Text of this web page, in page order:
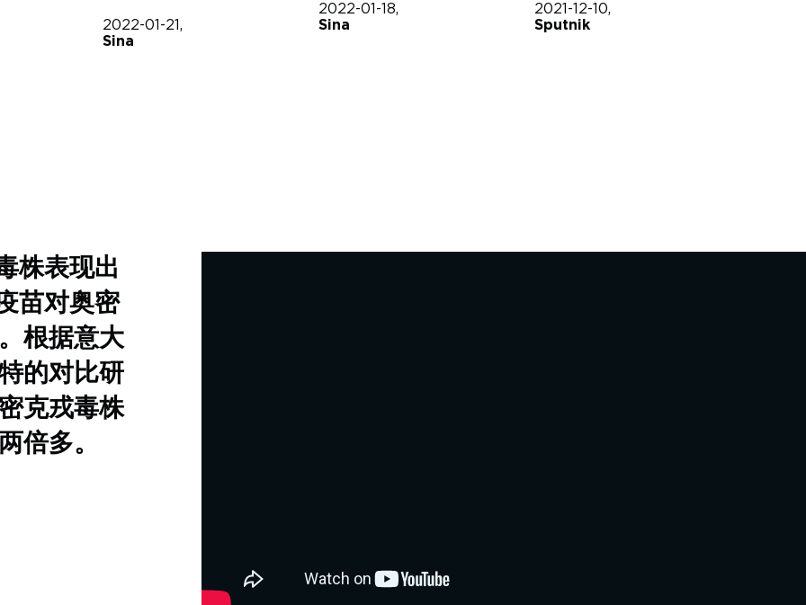
2022-01-21,
Sina
2022-01-18,
Sina
2021-12-10,
Sputnik
株表现出
苗对奥密
根据意大
的对比研
克戎毒株
倍多。